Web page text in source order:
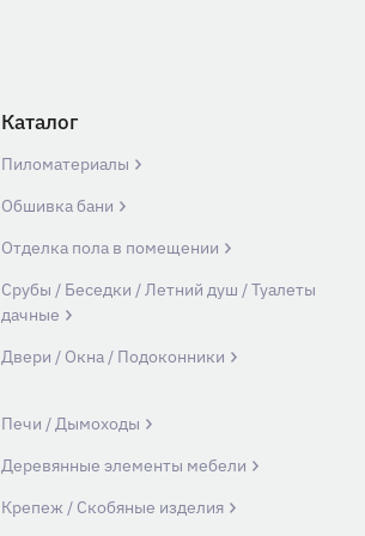
Каталог
Пиломатериалы
Обшивка бани
Отделка пола в помещении
Срубы / Беседки / Летний душ / Туалеты
дачные
Двери / Окна / Подоконники
Печи / Дымоходы
Деревянные элементы мебели
Крепеж / Скобяные изделия